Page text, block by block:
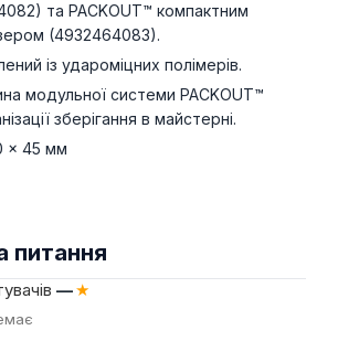
та PACKOUT™ компактним
(4932464083).
із удароміцних полімерів.
модульної системи PACKOUT™
зберігання в майстерні.
x 45 мм
питання
—★